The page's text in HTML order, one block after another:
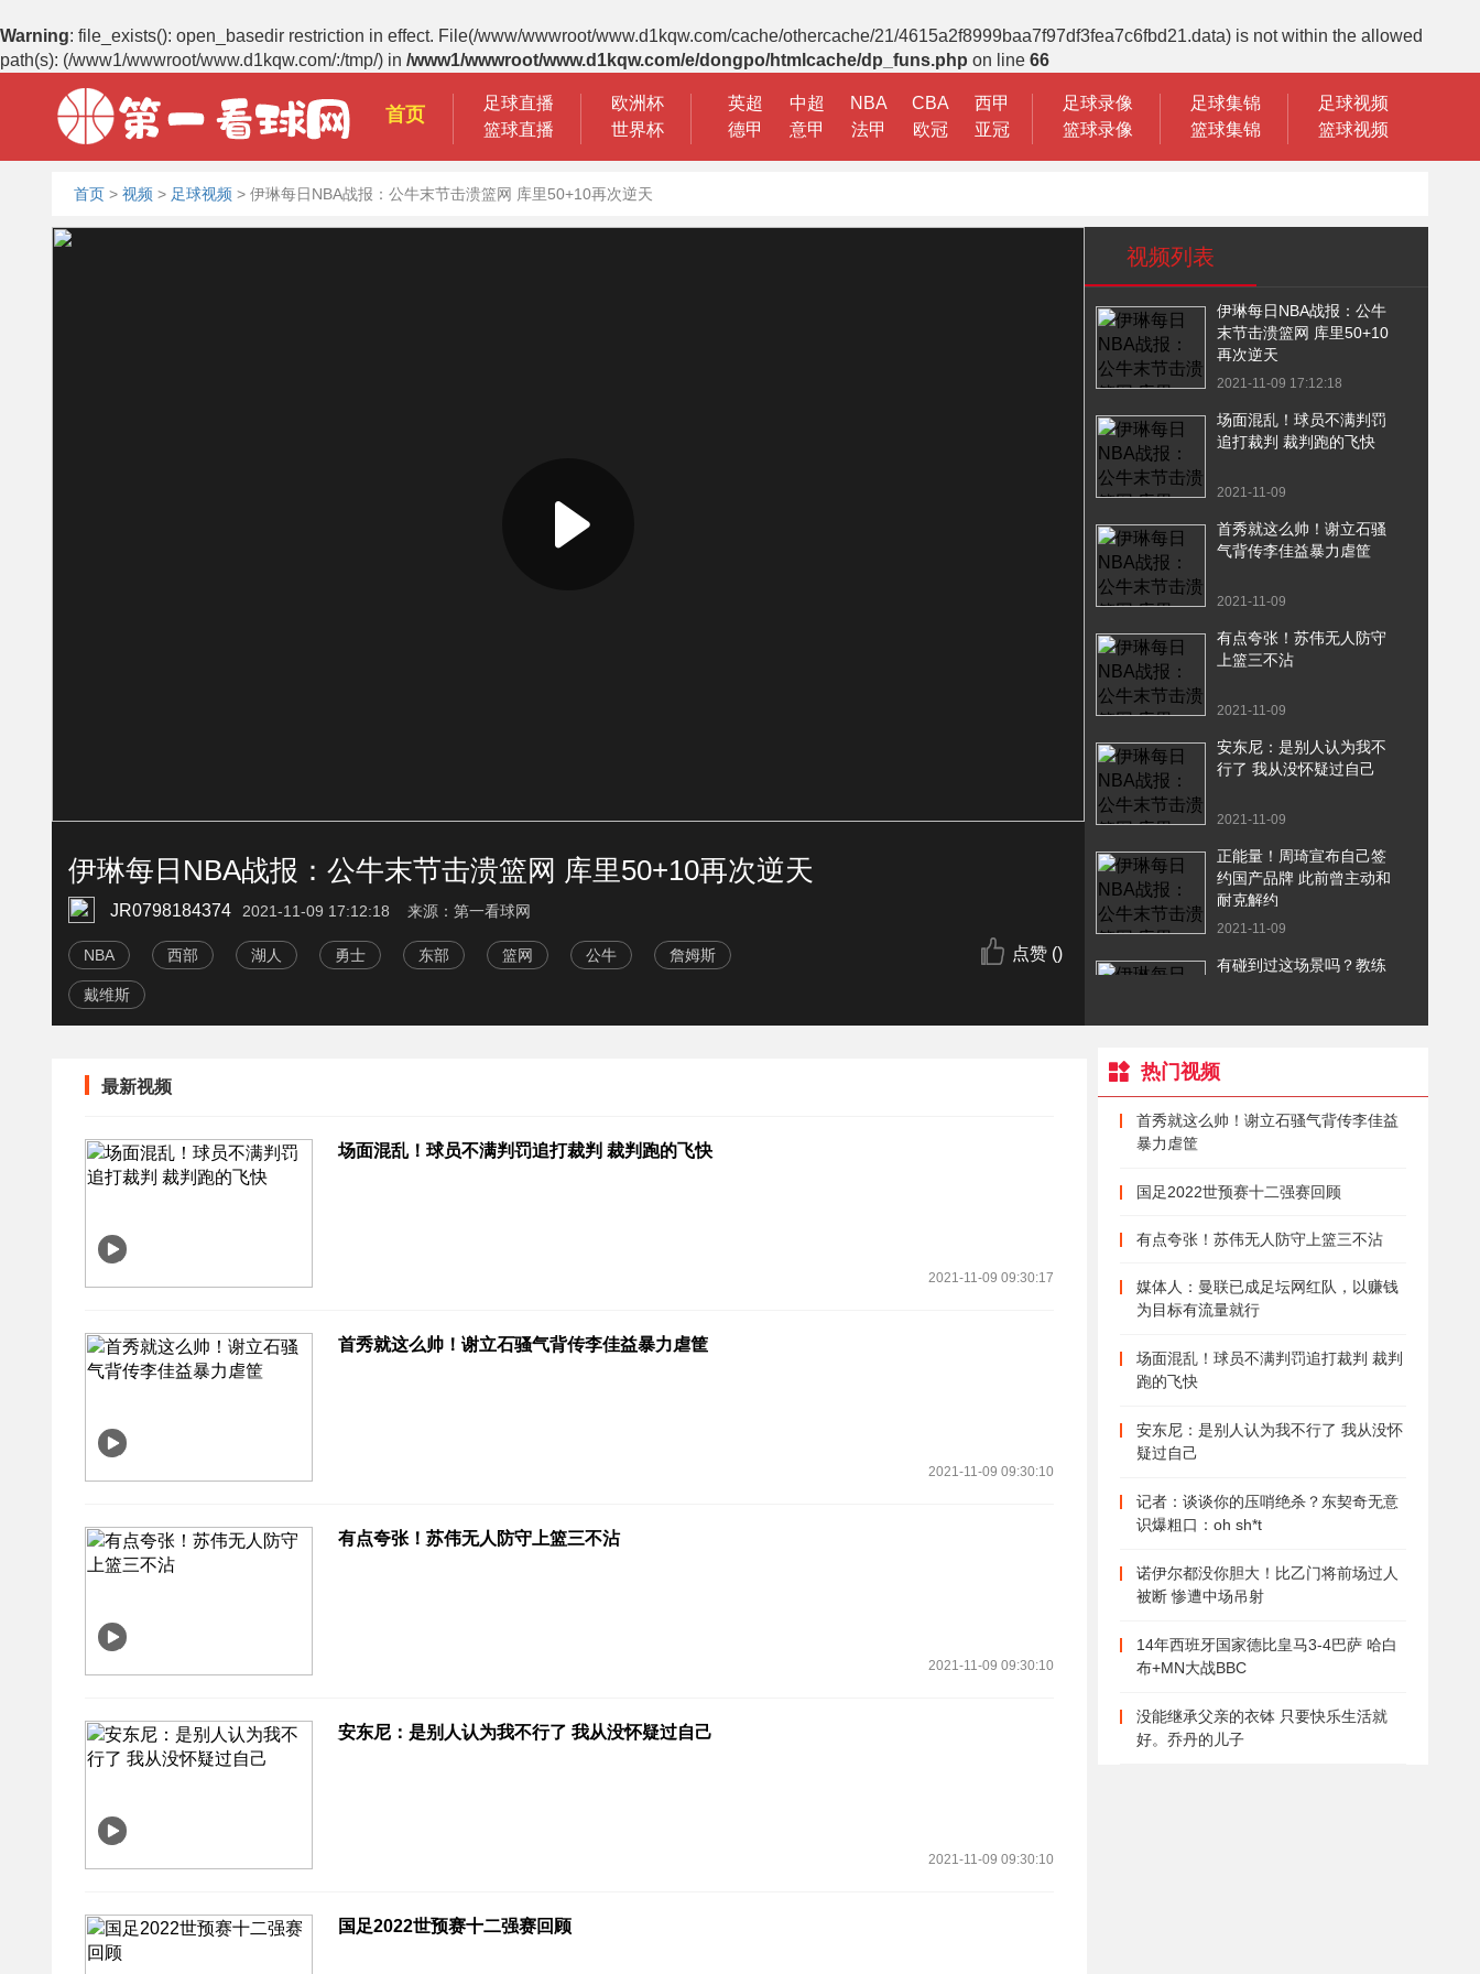
Warning: file_exists(): open_basedir restriction in effect. File(/www/wwwroot/www.d1kqw.com/cache/othercache/21/4615a2f8999baa7f97df3fea7c6fbd21.data) is not within the allowed
path(s): (/www1/wwwroot/www.d1kqw.com/:/tmp/) in /www1/wwwroot/www.d1kqw.com/e/dongpo/htmlcache/dp_funs.php on line 66
首页
足球直播
篮球直播
欧洲杯
世界杯
英超 中超 NBA CBA
西甲
德甲
意甲 法甲 欧冠 亚冠
足球录像
篮球录像
足球集锦
篮球集锦
足球视频
篮球视频
首页 > 视频 > 足球视频 > 伊琳每日NBA战报：公牛末节击溃篮网 库里50+10再次逆天
伊琳每日NBA战报：公牛末节击溃篮网 库里50+10再次逆天
JR0798184374 2021-11-09 17:12:18 来源：第一看球网
NBA 西部 湖人 勇士 东部 篮网 公牛 詹姆斯
戴维斯
点赞 ()
视频列表
伊琳每日NBA战报：公牛
末节击溃篮网 库里50+10
再次逆天
2021-11-09 17:12:18
场面混乱！球员不满判罚
追打裁判 裁判跑的飞快
2021-11-09
首秀就这么帅！谢立石骚
气背传李佳益暴力虐筐
2021-11-09
有点夸张！苏伟无人防守
上篮三不沾
2021-11-09
安东尼：是别人认为我不
行了 我从没怀疑过自己
2021-11-09
正能量！周琦宣布自己签
约国产品牌 此前曾主动和
耐克解约
2021-11-09
有碰到过这场景吗？教练
榜样的力量！或许能成为
学生梦想的起点
冲击冠军 库里：我们想在
这个新球馆也拿个总冠军
绝境看瓜哥！安东尼29分
3篮板集锦
2021-11-09
无脑失误 好在拿下了比赛
最新视频
场面混乱！球员不满判罚追打裁判 裁判跑的飞快
2021-11-09 09:30:17
首秀就这么帅！谢立石骚气背传李佳益暴力虐筐
2021-11-09 09:30:10
有点夸张！苏伟无人防守上篮三不沾
2021-11-09 09:30:10
安东尼：是别人认为我不行了 我从没怀疑过自己
2021-11-09 09:30:10
国足2022世预赛十二强赛回顾
热门视频
首秀就这么帅！谢立石骚气背传李佳益
暴力虐筐
国足2022世预赛十二强赛回顾
有点夸张！苏伟无人防守上篮三不沾
媒体人：曼联已成足坛网红队，以赚钱
为目标有流量就行
场面混乱！球员不满判罚追打裁判 裁判
跑的飞快
安东尼：是别人认为我不行了 我从没怀
疑过自己
记者：谈谈你的压哨绝杀？东契奇无意
识爆粗口：oh sh*t
诺伊尔都没你胆大！比乙门将前场过人
被断 惨遭中场吊射
14年西班牙国家德比皇马3-4巴萨 哈白
布+MN大战BBC
没能继承父亲的衣钵 只要快乐生活就
好。乔丹的儿子